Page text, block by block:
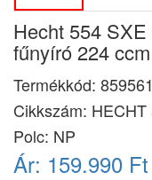
Hecht 554
fűnyíró 224
Termékkód:
Cikkszám: HECHT
Polc: NP
Ár: 159.990 Ft